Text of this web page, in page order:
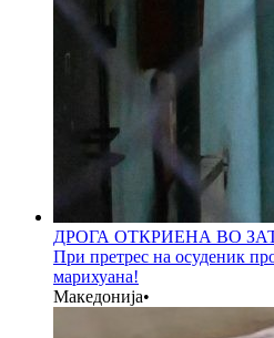
ДРОГА ОТКРИЕНА ВО
При претрес на осуденик
марихуана!
Македонија•